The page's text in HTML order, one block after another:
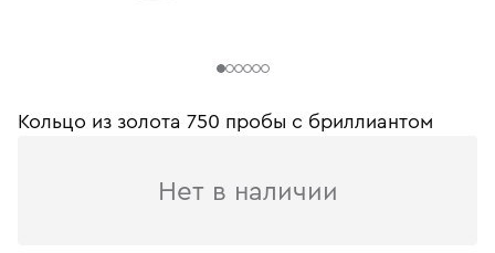
Кольцо из золота 750 пробы с бриллиантом
Нет в наличии